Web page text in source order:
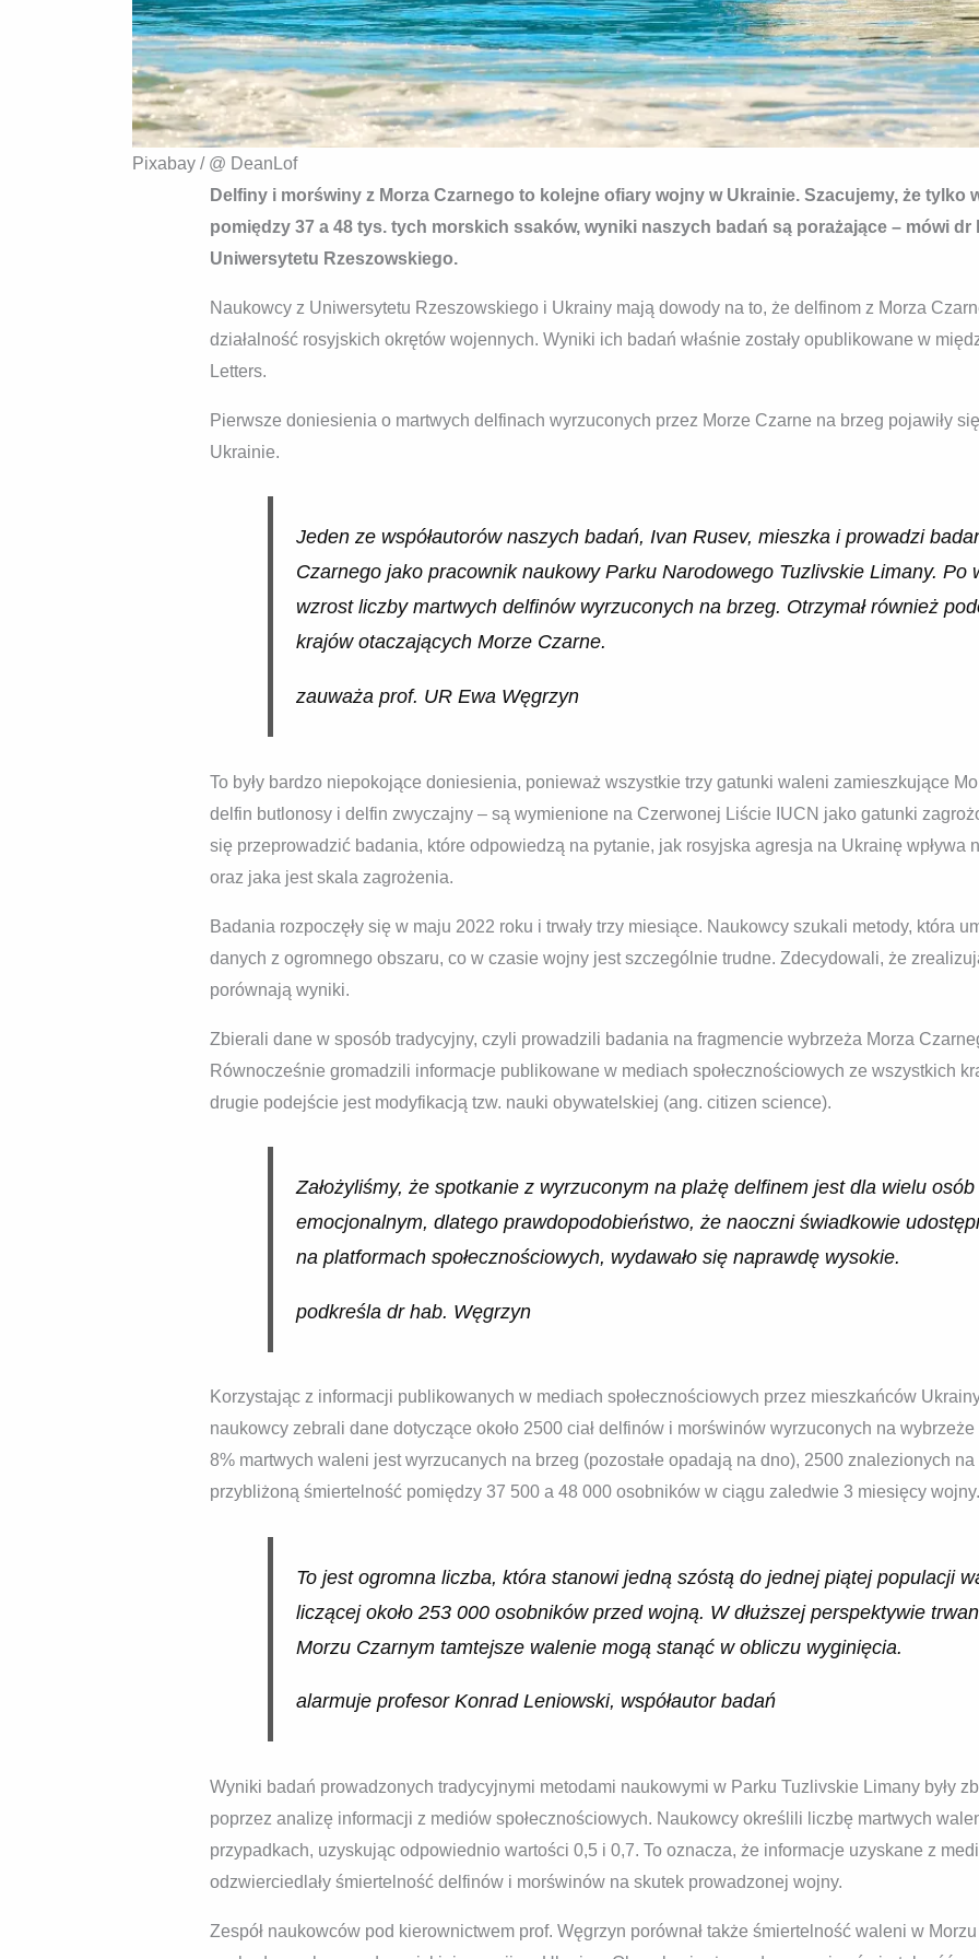
Pixabay / @ DeanLof
Delfiny i morświny z Morza Czarnego to kolejne ofiary wojny w Ukrainie. Szacujemy, że tylko
pomiędzy 37 a 48 tys. tych morskich ssaków, wyniki naszych badań są porażające – mówi dr
Uniwersytetu Rzeszowskiego.
Naukowcy z Uniwersytetu Rzeszowskiego i Ukrainy mają dowody na to, że delfinom z Morza
działalność rosyjskich okrętów wojennych. Wyniki ich badań właśnie zostały opublikowane w
Letters.
Pierwsze doniesienia o martwych delfinach wyrzuconych przez Morze Czarne na brzeg pojawiły
Ukrainie.
Jeden ze współautorów naszych badań, Ivan Rusev, mieszka i prowadzi
Czarnego jako pracownik naukowy Parku Narodowego Tuzlivskie Limany. Po
wzrost liczby martwych delfinów wyrzuconych na brzeg. Otrzymał również
krajów otaczających Morze Czarne.
zauważa prof. UR Ewa Węgrzyn
To były bardzo niepokojące doniesienia, ponieważ wszystkie trzy gatunki waleni zamieszkujące
delfin butlonosy i delfin zwyczajny – są wymienione na Czerwonej Liście IUCN jako gatunki
się przeprowadzić badania, które odpowiedzą na pytanie, jak rosyjska agresja na Ukrainę wpływa
oraz jaka jest skala zagrożenia.
Badania rozpoczęły się w maju 2022 roku i trwały trzy miesiące. Naukowcy szukali metody, która
danych z ogromnego obszaru, co w czasie wojny jest szczególnie trudne. Zdecydowali, że
porównają wyniki.
Zbierali dane w sposób tradycyjny, czyli prowadzili badania na fragmencie wybrzeża Morza
Równocześnie gromadzili informacje publikowane w mediach społecznościowych ze wszystkich
drugie podejście jest modyfikacją tzw. nauki obywatelskiej (ang. citizen science).
Założyliśmy, że spotkanie z wyrzuconym na plażę delfinem jest dla wielu
emocjonalnym, dlatego prawdopodobieństwo, że naoczni świadkowie
na platformach społecznościowych, wydawało się naprawdę wysokie.
podkreśla dr hab. Węgrzyn
Korzystając z informacji publikowanych w mediach społecznościowych przez mieszkańców
naukowcy zebrali dane dotyczące około 2500 ciał delfinów i morświnów wyrzuconych na
8% martwych waleni jest wyrzucanych na brzeg (pozostałe opadają na dno), 2500 znalezionych
przybliżoną śmiertelność pomiędzy 37 500 a 48 000 osobników w ciągu zaledwie 3 miesięcy wojny.
To jest ogromna liczba, która stanowi jedną szóstą do jednej piątej populacji
liczącej około 253 000 osobników przed wojną. W dłuższej perspektywie
Morzu Czarnym tamtejsze walenie mogą stanąć w obliczu wyginięcia.
alarmuje profesor Konrad Leniowski, współautor badań
Wyniki badań prowadzonych tradycyjnymi metodami naukowymi w Parku Tuzlivskie Limany były
poprzez analizę informacji z mediów społecznościowych. Naukowcy określili liczbę martwych
przypadkach, uzyskując odpowiednio wartości 0,5 i 0,7. To oznacza, że informacje uzyskane z
odzwierciedlały śmiertelność delfinów i morświnów na skutek prowadzonej wojny.
Zespół naukowców pod kierownictwem prof. Węgrzyn porównał także śmiertelność waleni w